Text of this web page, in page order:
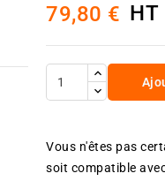
79,80 € HT
Vous n'êtes pas
soit compatible